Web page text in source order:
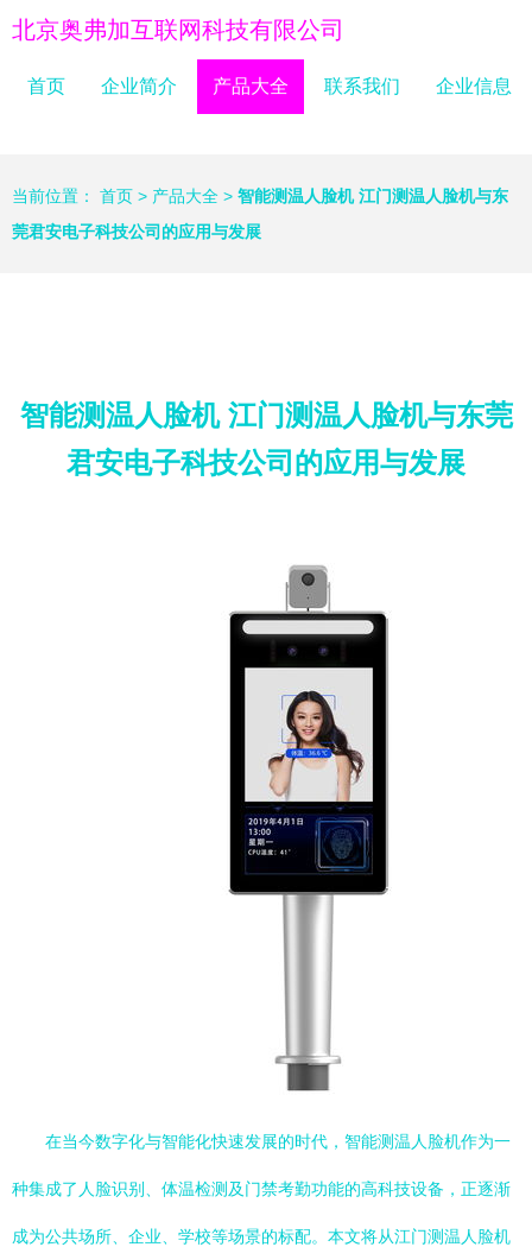
北京奥弗加互联网科技有限公司
首页 企业简介 产品大全 联系我们 企业信息
当前位置： 首页 > 产品大全 > 智能测温人脸机 江门测温人脸机与东
莞君安电子科技公司的应用与发展
智能测温人脸机 江门测温人脸机与东莞
君安电子科技公司的应用与发展
在当今数字化与智能化快速发展的时代，智能测温人脸机作为一
种集成了人脸识别、体温检测及门禁考勤功能的高科技设备，正逐渐
成为公共场所、企业、学校等场景的标配。本文将从江门测温人脸机